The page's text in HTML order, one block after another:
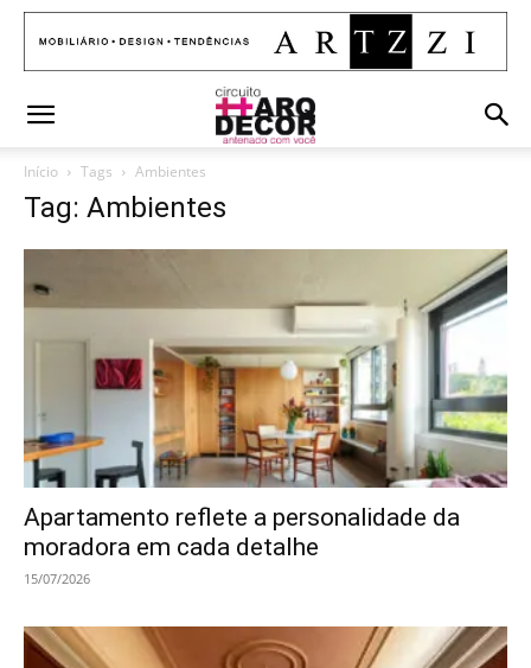
Início Tags Ambientes
Tag: Ambientes
Apartamento reflete a personalidade da
moradora em cada detalhe
15/07/2026